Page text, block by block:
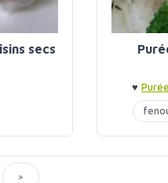
secs
♥
>